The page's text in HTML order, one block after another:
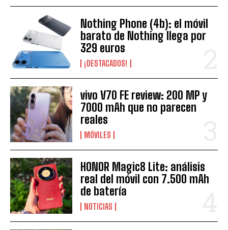
Nothing Phone (4b): el móvil
barato de Nothing llega por
329 euros
¡DESTACADOS!
vivo V70 FE review: 200 MP y
7000 mAh que no parecen
reales
MÓVILES
HONOR Magic8 Lite: análisis
real del móvil con 7.500 mAh
de batería
NOTICIAS